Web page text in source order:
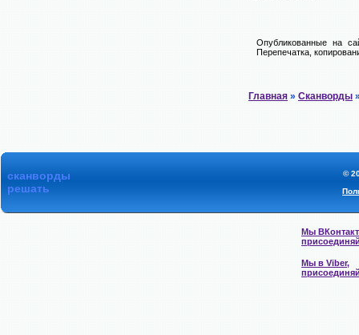
Опубликованные на
Перепечатка,
Главная » Сканворды
сканворды
решать
©
Мы
Мы в Viber,